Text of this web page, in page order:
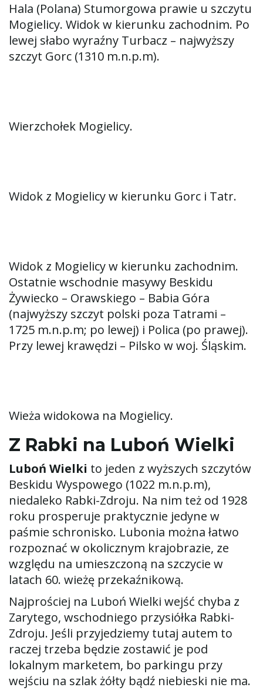
Hala (Polana) Stumorgowa prawie u szczytu
Mogielicy. Widok w kierunku zachodnim. Po
lewej słabo wyraźny Turbacz – najwyższy
szczyt Gorc (1310 m.n.p.m).
Wierzchołek Mogielicy.
Widok z Mogielicy w kierunku Gorc i Tatr.
Widok z Mogielicy w kierunku zachodnim.
Ostatnie wschodnie masywy Beskidu
Żywiecko – Orawskiego – Babia Góra
(najwyższy szczyt polski poza Tatrami –
1725 m.n.p.m; po lewej) i Polica (po prawej).
Przy lewej krawędzi – Pilsko w woj. Śląskim.
Wieża widokowa na Mogielicy.
Z Rabki na Luboń Wielki
Luboń Wielki to jeden z wyższych szczytów
Beskidu Wyspowego (1022 m.n.p.m),
niedaleko Rabki-Zdroju. Na nim też od 1928
roku prosperuje praktycznie jedyne w
paśmie schronisko. Lubonia można łatwo
rozpoznać w okolicznym krajobrazie, ze
względu na umieszczoną na szczycie w
latach 60. wieżę przekaźnikową.
Najprościej na Luboń Wielki wejść chyba z
Zarytego, wschodniego przysiółka Rabki-
Zdroju. Jeśli przyjedziemy tutaj autem to
raczej trzeba będzie zostawić je pod
lokalnym marketem, bo parkingu przy
wejściu na szlak żółty bądź niebieski nie ma.